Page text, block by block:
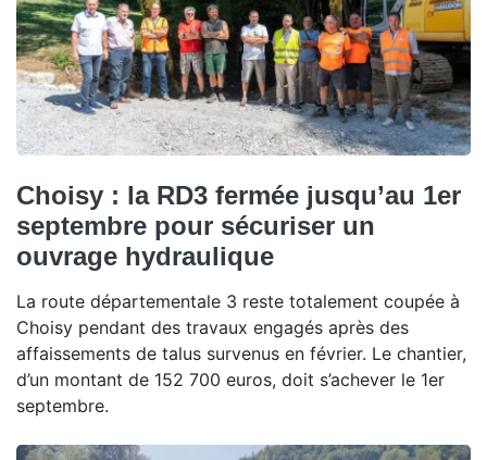
Choisy : la RD3 fermée jusqu’au 1er
septembre pour sécuriser un
ouvrage hydraulique
La route départementale 3 reste totalement coupée à
Choisy pendant des travaux engagés après des
affaissements de talus survenus en février. Le chantier,
d’un montant de 152 700 euros, doit s’achever le 1er
septembre.